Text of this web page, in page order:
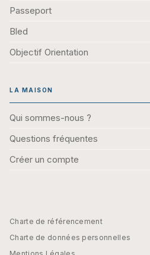
Passeport
Bled
Objectif Orientation
LA MAISON
Qui sommes-nous ?
Questions fréquentes
Créer un compte
Charte de référencement
Charte de données personnelles